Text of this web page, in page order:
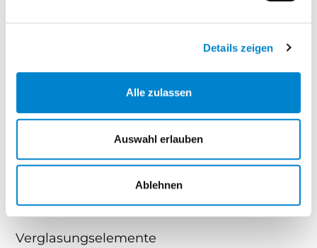
Details zeigen
Alle zulassen
Auswahl erlauben
Ablehnen
Edelstahl-Drückergarnitur gebürstet, PZ-
Kleiderhaken und Lackstift
zusätzlich für Flachdach: zwei Regenfallrohre
Optionale Ausführungen
Verglasungselemente